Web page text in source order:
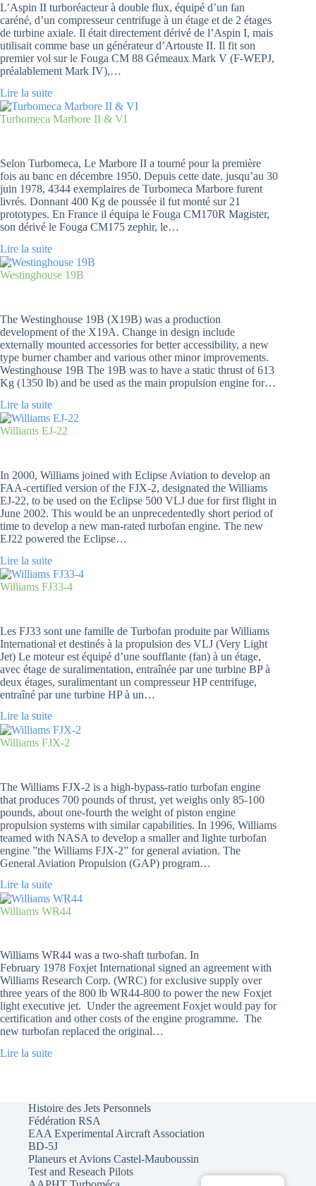
L’Aspin II turboréacteur à double flux, équipé d’un fan
caréné, d’un compresseur centrifuge à un étage et de 2 étages
de turbine axiale. Il était directement dérivé de l’Aspin I, mais
utilisait comme base un générateur d’Artouste II. Il fit son
premier vol sur le Fouga CM 88 Gémeaux Mark V (F-WEPJ,
préalablement Mark IV),…
Lire la suite
Turbomeca Marbore II & VI
Selon Turbomeca, Le Marbore II a tourné pour la première
fois au banc en décembre 1950. Depuis cette date, jusqu’au 30
juin 1978, 4344 exemplaires de Turbomeca Marbore furent
livrés. Donnant 400 Kg de poussée il fut monté sur 21
prototypes. En France il équipa le Fouga CM170R Magister,
son dérivé le Fouga CM175 zephir, le…
Lire la suite
Westinghouse 19B
The Westinghouse 19B (X19B) was a production
development of the X19A. Change in design include
externally mounted accessories for better accessibility, a new
type burner chamber and various other minor improvements.
Westinghouse 19B The 19B was to have a static thrust of 613
Kg (1350 lb) and be used as the main propulsion engine for…
Lire la suite
Williams EJ-22
In 2000, Williams joined with Eclipse Aviation to develop an
FAA-certified version of the FJX-2, designated the Williams
EJ-22, to be used on the Eclipse 500 VLJ due for first flight in
June 2002. This would be an unprecedentedly short period of
time to develop a new man-rated turbofan engine. The new
EJ22 powered the Eclipse…
Lire la suite
Williams FJ33-4
Les FJ33 sont une famille de Turbofan produite par Williams
International et destinés à la propulsion des VLJ (Very Light
Jet) Le moteur est équipé d’une soufflante (fan) à un étage,
avec étage de suralimentation, entraînée par une turbine BP à
deux étages, suralimentant un compresseur HP centrifuge,
entraîné par une turbine HP à un…
Lire la suite
Williams FJX-2
The Williams FJX-2 is a high-bypass-ratio turbofan engine
that produces 700 pounds of thrust, yet weighs only 85-100
pounds, about one-fourth the weight of piston engine
propulsion systems with similar capabilities. In 1996, Williams
teamed with NASA to develop a smaller and lighte turbofan
engine ”the Williams FJX-2” for general aviation. The
General Aviation Propulsion (GAP) program…
Lire la suite
Williams WR44
Williams WR44 was a two-shaft turbofan. In
February 1978 Foxjet International signed an agreement with
Williams Research Corp. (WRC) for exclusive supply over
three years of the 800 lb WR44-800 to power the new Foxjet
light executive jet. Under the agreement Foxjet would pay for
certification and other costs of the engine programme. The
new turbofan replaced the original…
Lire la suite
Histoire des Jets Personnels
Fédération RSA
EAA Experimental Aircraft Association
BD-5J
Planeurs et Avions Castel-Mauboussin
Test and Reseach Pilots